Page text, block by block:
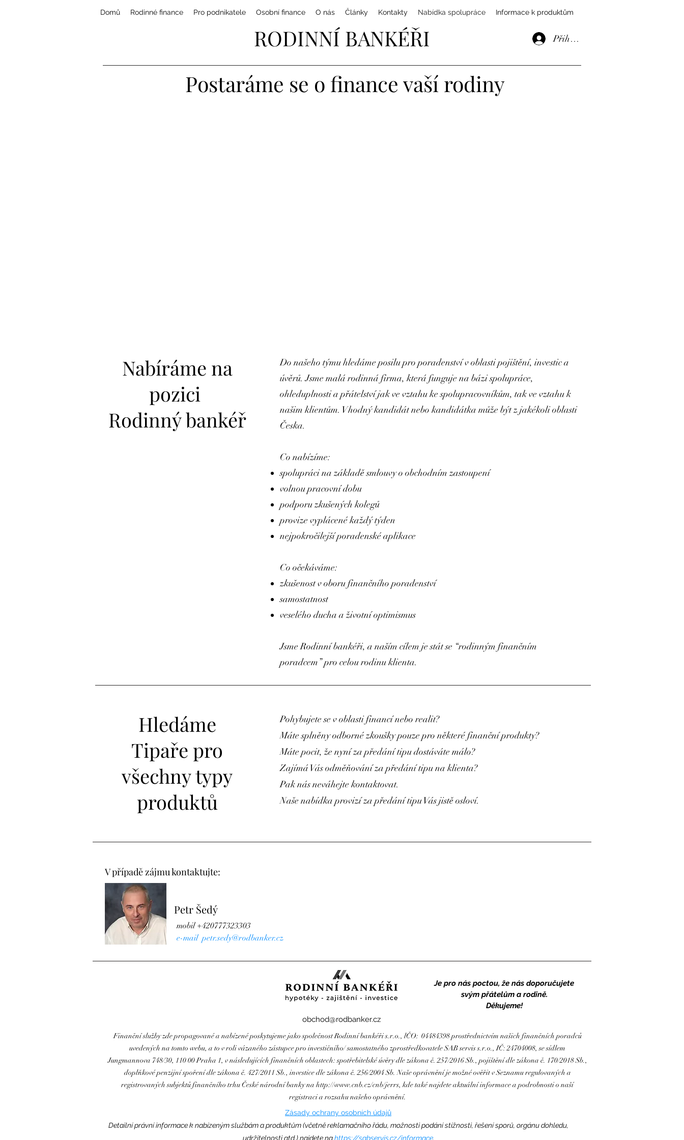
Domů Rodinné finance Pro podnikatele Osobní finance O nás Články Kontakty Nabídka spolupráce Informace k produktům
RODINNÍ BANKÉŘI Přihlásit se
Postaráme se o finance vaší rodiny
Nabíráme na
pozici
Rodinný bankéř
Do našeho týmu hledáme posilu pro poradenství v oblasti pojištění, investic a
úvěrů. Jsme malá rodinná firma, která funguje na bázi spolupráce,
ohleduplnosti a přátelství jak ve vztahu ke spolupracovníkům, tak ve vztahu k
našim klientům. Vhodný kandidát nebo kandidátka může být z jakékoli oblasti
Česka.
Co nabízíme:
spolupráci na základě smlouvy o obchodním zastoupení
volnou pracovní dobu
podporu zkušených kolegů
provize vyplácené každý týden
nejpokročilejší poradenské aplikace
Co očekáváme:
zkušenost v oboru finančního poradenství
samostatnost
veselého ducha a životní optimismus
Jsme Rodinní bankéři, a naším cílem je stát se “rodinným finančním
poradcem” pro celou rodinu klienta.
Hledáme
Tipaře pro
všechny typy
produktů
Pohybujete se v oblasti financí nebo realit?
Máte splněny odborné zkoušky pouze pro některé finanční produkty?
Máte pocit, že nyní za předání tipu dostáváte málo?
Zajímá Vás odměňování za předání tipu na klienta?
Pak nás neváhejte kontaktovat.
Naše nabídka provizí za předání tipu Vás jistě osloví.
V případě zájmu kontaktujte:
Petr Šedý
mobil +420777323303
e-mailpetr.sedy@rodbanker.cz
Rodinní bankéři
Je pro nás poctou, že nás doporučujete
svým přátelům a rodině.
Děkujeme!
obchod@rodbanker.cz
Finanční služby zde propagované a nabízené poskytujeme jako společnost Rodinní bankéři s.r.o., lČO: 04484398 prostřednictvím našich finančních poradců
uvedených na tomto webu, a to v roli vázaného zástupce pro investičního/ samostatného zprostředkovatele SAB servis s.r.o., IČ: 24704008, se sídlem
Jungmannova 748/30, 110 00 Praha 1, v následujících finančních oblastech: spotřebitelské úvěry dle zákona č. 257/2016 Sb., pojištění dle zákona č. 170/2018 Sb.,
doplňkové penzijní spoření dle zákona č. 427/2011 Sb., investice dle zákona č. 256/2004 Sb. Naše oprávnění je možné ověřit v Seznamu regulovaných a
registrovaných subjektů finančního trhu České národní banky na http://www.cnb.cz/cnb/jerrs, kde také najdete aktuální informace a podrobnosti o naší
registraci a rozsahu našeho oprávnění.
Zásady ochrany osobních údajů
Detailní právní informace k nabízeným službám a produktům (včetně reklamačního řádu, možnosti podání stížnosti, řešení sporů, orgánu dohledu,
udržitelnosti atd.) najdete nahttps://sabservis.cz/informace.